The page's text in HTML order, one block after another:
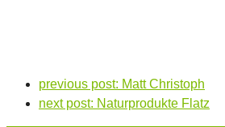
previous post: Matt Christoph
next post: Naturprodukte Flatz